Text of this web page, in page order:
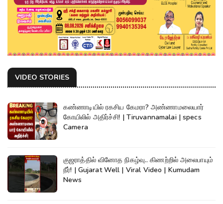
VIDEO STORIES
கண்ணாடியில் ரகசிய கேமரா? அண்ணாமலையார்
கோயிலில் அதிர்ச்சி! | Tiruvannamalai | specs
Camera
குஜராத்தில் வினோத நிகழ்வு.. கிணற்றில் அலைபாயும்
நீர்! | Gujarat Well | Viral Video | Kumudam
News